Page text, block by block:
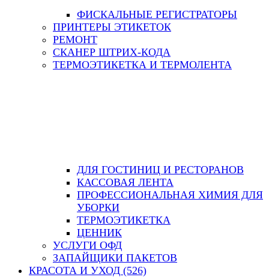
ФИСКАЛЬНЫЕ РЕГИСТРАТОРЫ
ПРИНТЕРЫ ЭТИКЕТОК
РЕМОНТ
СКАНЕР ШТРИХ-КОДА
ТЕРМОЭТИКЕТКА И ТЕРМОЛЕНТА
ДЛЯ ГОСТИНИЦ И РЕСТОРАНОВ
КАССОВАЯ ЛЕНТА
ПРОФЕССИОНАЛЬНАЯ ХИМИЯ ДЛЯ
УБОРКИ
ТЕРМОЭТИКЕТКА
ЦЕННИК
УСЛУГИ ОФД
ЗАПАЙЩИКИ ПАКЕТОВ
КРАСОТА И УХОД (526)